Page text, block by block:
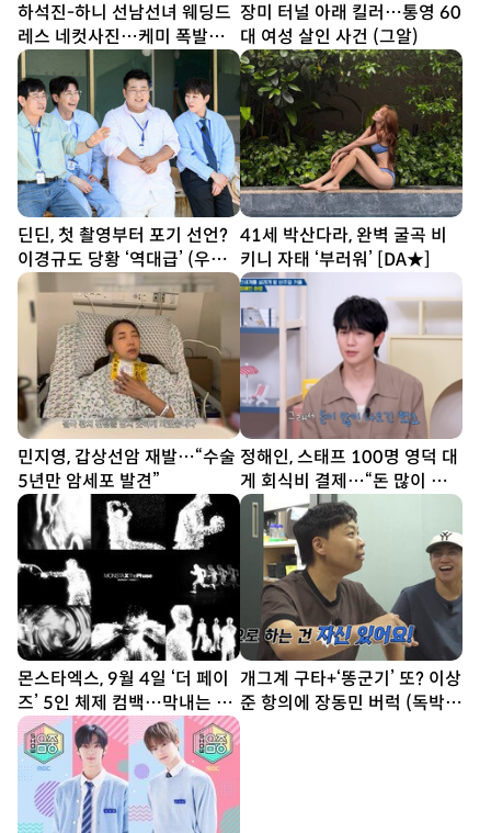
하석진-하니 선남선녀 웨딩드
레스 네컷사진…케미 폭발
[DA★]
장미 터널 아래 킬러…통영 60
대 여성 살인 사건 (그알)
딘딘, 첫 촬영부터 포기 선언?
이경규도 당황 ‘역대급’ (우리
동네 전성시대)
41세 박산다라, 완벽 굴곡 비
키니 자태 ‘부러워’ [DA★]
민지영, 갑상선암 재발…“수술
5년만 암세포 발견”
정해인, 스태프 100명 영덕 대
게 회식비 결제…“돈 많이 나
오긴 했다”
몬스타엑스, 9월 4일 ‘더 페이
즈’ 5인 체제 컴백…막내는 軍
복무
개그계 구타+‘똥군기’ 또? 이상
준 항의에 장동민 버럭 (독박투